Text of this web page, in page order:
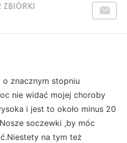
ZBIÓRKI
o znacznym stopniu
nie widać mojej choroby
i jest to około minus 20
soczewki ,by móc
na tym też